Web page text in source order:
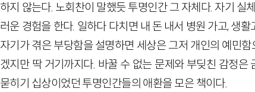
하지 않는다. 노회찬이 말했듯 투명인간 그 자체다. 자기 실
러운 경험을 한다. 일하다 다치면 내 돈 내서 병원 가고, 생
자기가 겪은 부당함을 설명하면 세상은 그저 개인의 예민
겠지만 딱 거기까지다. 바꿀 수 없는 문제와 부딪친 감정은
묻히기 십상이었던 투명인간들의 애환을 모은 책이다.